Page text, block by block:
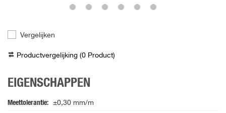
Vergelijken
Productvergelijking (0 Product)
EIGENSCHAPPEN
Meettolerantie ±0,30 mm/m